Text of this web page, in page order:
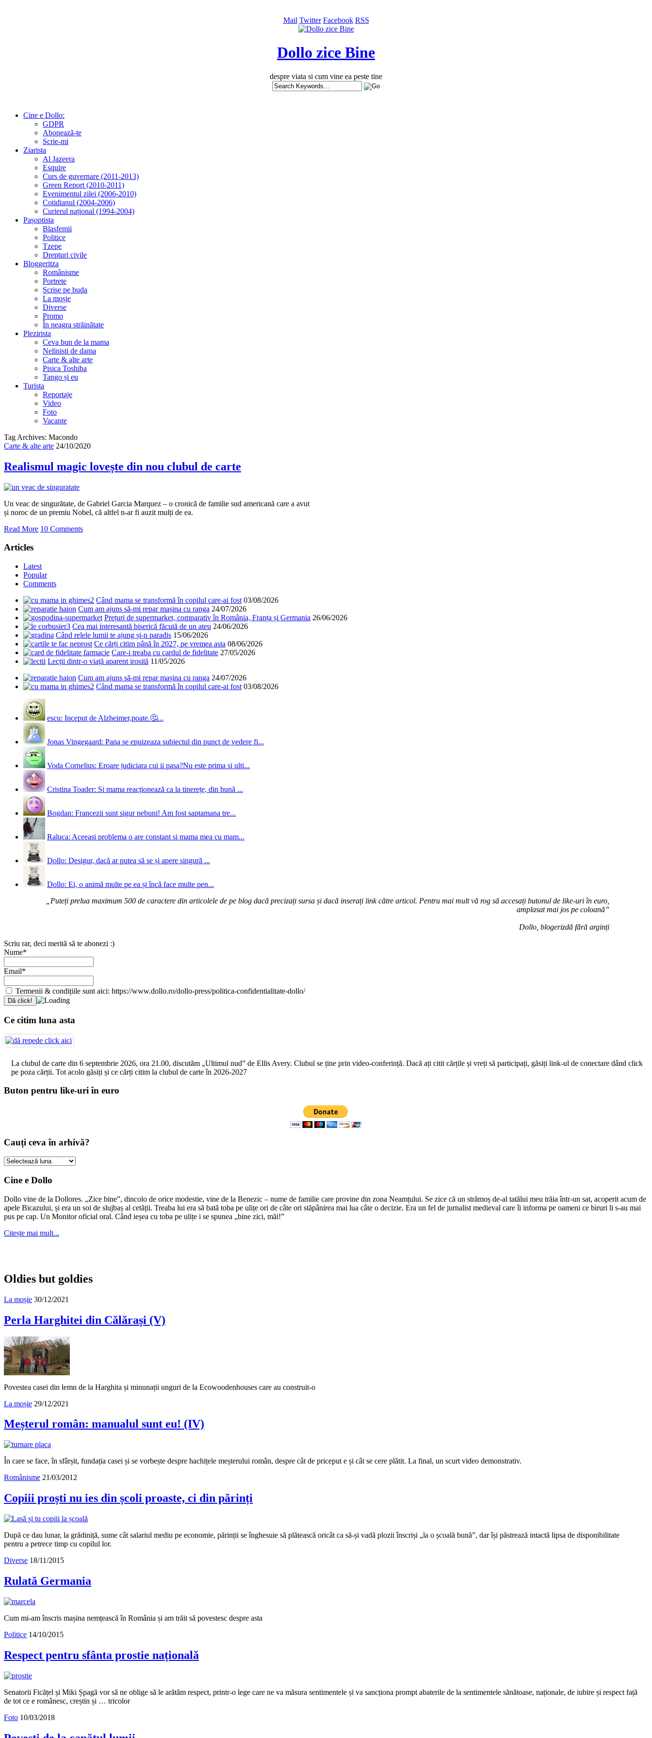
Mail Twitter Facebook RSS
Dollo zice Bine
despre viata si cum vine ea peste tine
Cine e Dollo:
GDPR
Abonează-te
Scrie-mi
Ziarista
Al Jazeera
Esquire
Curs de guvernare (2011-2013)
Green Report (2010-2011)
Evenimentul zilei (2006-2010)
Cotidianul (2004-2006)
Curierul național (1994-2004)
Pașoptista
Blasfemii
Politice
Tzepe
Drepturi civile
Bloggeritza
Românisme
Portrete
Scrise pe buda
La moșie
Diverse
Promo
În neagra străinătate
Plezirista
Ceva bun de la mama
Nelinisti de dama
Carte & alte arte
Pisica Toshiba
Tango și eu
Turista
Reportaje
Video
Foto
Vacante
Tag Archives: Macondo
Carte & alte arte 24/10/2020
Realismul magic lovește din nou clubul de carte
Un veac de singurătate, de Gabriel Garcia Marquez – o cronică de familie sud americană care a avut
și noroc de un premiu Nobel, că altfel n-ar fi auzit mulți de ea.
Read More 10 Comments
Articles
Latest
Popular
Comments
Când mama se transformă în copilul care-ai fost 03/08/2026
Cum am ajuns să-mi repar mașina cu ranga 24/07/2026
Prețuri de supermarket, comparativ în România, Franța și Germania 26/06/2026
Cea mai interesantă biserică făcută de un ateu 24/06/2026
Când relele lumii te ajung și-n paradis 15/06/2026
Ce cărți citim până în 2027, pe vremea asta 08/06/2026
Care-i treaba cu cardul de fidelitate 27/05/2026
Lecții dintr-o viață aparent irosită 11/05/2026
Cum am ajuns să-mi repar mașina cu ranga 24/07/2026
Când mama se transformă în copilul care-ai fost 03/08/2026
escu: Inceput de Alzheimer,poate.🤔...
Jonas Vingegaard: Pana se epuizeaza subiectul din punct de vedere fi...
Voda Cornelius: Eroare judiciara cui ii pasa?Nu este prima si ulti...
Cristina Toader: Si mama reacționează ca la tinerețe, din bună ...
Bogdan: Francezii sunt sigur nebuni! Am fost saptamana tre...
Raluca: Aceeasi problema o are constant si mama mea cu mam...
Dollo: Desigur, dacă ar putea să se și apere singură ...
Dollo: Ei, o animă multe pe ea și încă face multe pen...
„Puteți prelua maximum 500 de caractere din articolele de pe blog dacă precizați sursa și dacă inserați link către articol. Pentru mai mult vă rog să accesați butonul de like-uri în euro,
amplasat mai jos pe coloană”
Dollo, blogerizdă fără arginți
Scriu rar, deci merită să te abonezi :)
Nume*
Email*
Termenii & condițiile sunt aici: https://www.dollo.ro/dollo-press/politica-confidentialitate-dollo/
Ce citim luna asta
La clubul de carte din 6 septembrie 2026, ora 21.00, discutăm „Ultimul nud” de Ellis Avery. Clubul se ține prin video-conferință. Dacă ați citit cărțile și vreți să participați, găsiți link-ul de conectare dând click
pe poza cărții. Tot acolo găsiți și ce cărți citim la clubul de carte în 2026-2027
Buton pentru like-uri în euro
Cauți ceva în arhivă?
Cauți
în
Cine e Dollo
Dollo vine de la Dollores. „Zice bine”, dincolo de orice modestie, vine de la Benezic – nume de familie care provine din zona Neamțului. Se zice că un strămoș de-al tatălui meu trăia într-un sat, acoperit acum de
apele Bicazului, și era un soi de slujbaș al cetății. Treaba lui era să bată toba pe ulițe ori de câte ori stăpânirea mai lua câte o decizie. Era un fel de jurnalist medieval care îi informa pe oameni ce biruri li s-au mai
pus pe cap. Un Monitor oficial oral. Când ieșea cu toba pe ulițe i se spunea „bine zici, măi!”
Citește mai mult...
Oldies but goldies
La moșie 30/12/2021
Perla Harghitei din Călărași (V)
Povestea casei din lemn de la Harghita și minunații unguri de la Ecowoodenhouses care au construit-o
La moșie 29/12/2021
Meșterul român: manualul sunt eu! (IV)
În care se face, în sfârșit, fundația casei și se vorbește despre hachițele meșterului român, despre cât de priceput e și cât se cere plătit. La final, un scurt video demonstrativ.
Românisme 21/03/2012
Copiii proști nu ies din școli proaste, ci din părinți
După ce dau lunar, la grădiniță, sume cât salariul mediu pe economie, părinții se înghesuie să plătească oricât ca să-și vadă plozii înscriși „la o școală bună”, dar își păstrează intactă lipsa de disponibilitate
pentru a petrece timp cu copilul lor.
Diverse 18/11/2015
Rulată Germania
Cum mi-am înscris mașina nemțească în România și am trăit să povestesc despre asta
Politice 14/10/2015
Respect pentru sfânta prostie națională
Senatorii Ficățel și Miki Șpagă vor să ne oblige să le arătăm respect, printr-o lege care ne va măsura sentimentele și va sancționa prompt abaterile de la sentimentele sănătoase, naționale, de iubire și respect față
de tot ce e românesc, creștin și … tricolor
Foto 10/03/2018